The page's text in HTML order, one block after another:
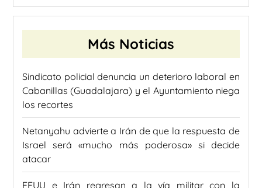
Más Noticias
Sindicato policial denuncia un deterioro laboral en
Cabanillas (Guadalajara) y el Ayuntamiento niega
los recortes
Netanyahu advierte a Irán de que la respuesta de
Israel será «mucho más poderosa» si decide
atacar
EEUU e Irán regresan a la vía militar con la